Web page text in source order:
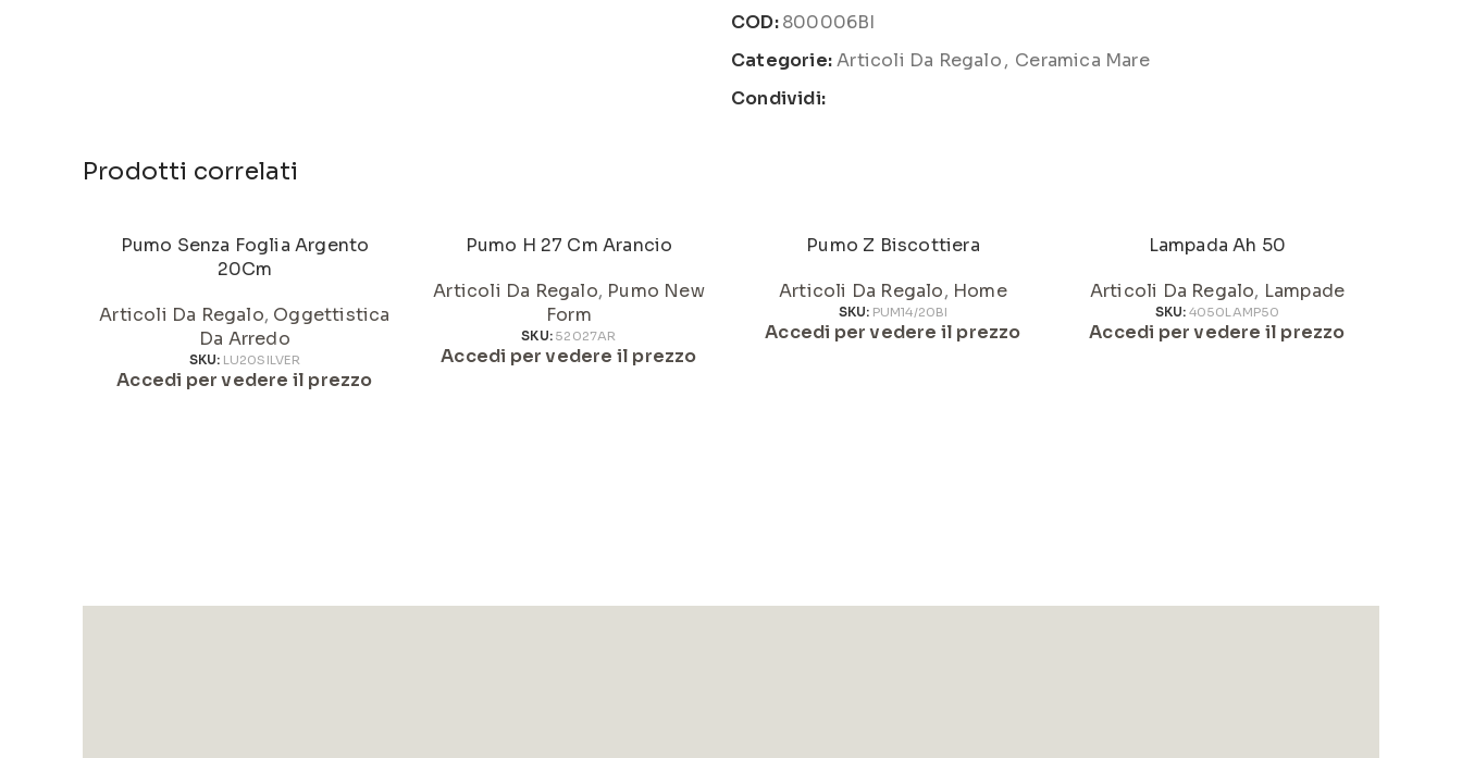
COD:800006BI
Categorie: Articoli Da Regalo, Ceramica Mare
Condividi:
Prodotti correlati
Pumo Senza Foglia Argento
20Cm
Articoli Da Regalo, Oggettistica
Da Arredo
SKU: LU20SILVER
Accedi per vedere il prezzo
Pumo H 27 Cm Arancio
Articoli Da Regalo, Pumo New
Form
SKU: 52027AR
Accedi per vedere il prezzo
Pumo Z Biscottiera
Articoli Da Regalo, Home
SKU: PUM14/20BI
Accedi per vedere il prezzo
Lampada Ah 50
Articoli Da Regalo, Lampade
SKU: 4050LAMP50
Accedi per vedere il prezzo